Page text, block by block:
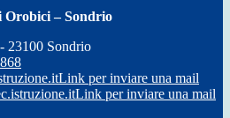
Orobici – Sondrio
23100 Sondrio
Link per inviare una mail
Link per inviare una mail